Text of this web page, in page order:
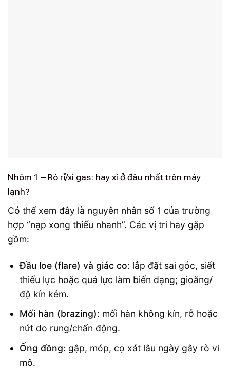
Nhóm 1 – Rò rỉ/xì gas: hay xì ở đâu nhất trên máy
lạnh?
Có thể xem đây là nguyên nhân số 1 của trường
hợp “nạp xong thiếu nhanh”. Các vị trí hay gặp
gồm:
Đầu loe (flare) và giác co: lắp đặt sai góc, siết
thiếu lực hoặc quá lực làm biến dạng; gioăng/
độ kín kém.
Mối hàn (brazing): mối hàn không kín, rỗ hoặc
nứt do rung/chấn động.
Ống đồng: gập, móp, cọ xát lâu ngày gây rò vi
mô.